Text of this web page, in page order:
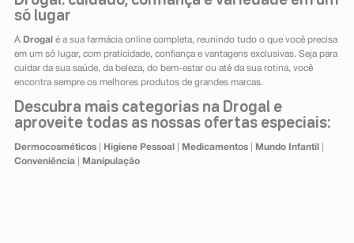
só lugar
A Drogal é a sua farmácia online completa, reunindo tudo o que você precisa
em um só lugar, com praticidade, confiança e vantagens exclusivas. Seja para
cuidar da sua saúde, da beleza, do bem-estar ou até da sua rotina, você
encontra sempre os melhores produtos de grandes marcas.
Descubra mais categorias na Drogal e
aproveite todas as nossas ofertas especiais:
Dermocosméticos| Higiene Pessoal Medicamentos| Mundo Infantil
Conveniência| Manipulação